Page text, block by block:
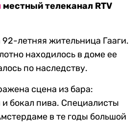
местный телеканал RTV
летняя жительница Гааги.
находилось в доме ее
по наследству.
сцена из бара:
бокал пива. Специалисты
в те годы большой